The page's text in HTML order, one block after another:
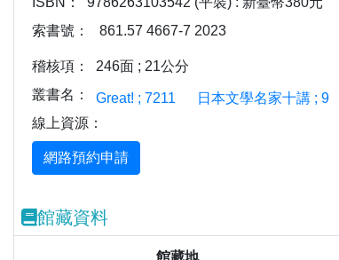
索書號：
861.57 4667-7 2023
稽核項：
246面 ; 21公分
叢書名：
Great! ; 7211
日本文學名家十講 ; 9
線上資源：
館藏資料
館藏地